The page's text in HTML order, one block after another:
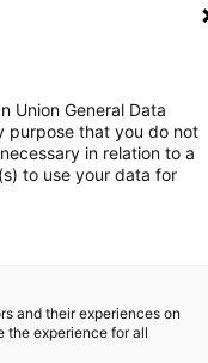
conetores
Union General Data
purpose that you do not
in relation to a
to use your data for
and their experiences on
the experience for all